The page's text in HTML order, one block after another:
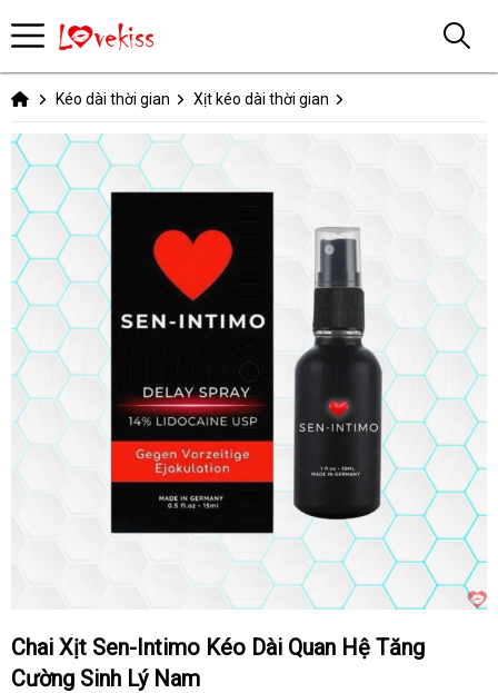
Kéo dài thời gian Xịt kéo dài thời gian
Chai Xịt Sen-Intimo Kéo Dài Quan Hệ Tăng
Cường Sinh Lý Nam